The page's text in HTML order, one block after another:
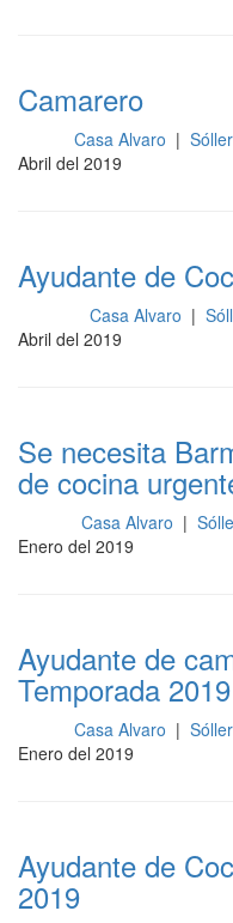
Camarero
Casa Alvaro |
Abril del 2019
Ayudante de
Casa Alvaro |
Abril del 2019
Se necesita
de cocina
Casa Alvaro |
Enero del 2019
Ayudante de
Temporada 2019
Casa Alvaro |
Enero del 2019
Ayudante de
2019